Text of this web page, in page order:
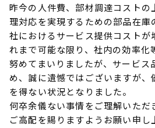
昨今の人件費、部材調達コストの
理対応を実現するための部品在庫
社におけるサービス提供コストが
れまで可能な限り、社内の効率化
努めてまいりましたが、サービス
め、誠に遺憾ではございますが、
を得ない状況となりました。
何卒余儀ない事情をご理解いただ
ご高配を賜りますようお願い申し